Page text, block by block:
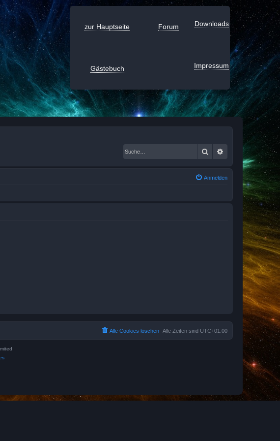
zur Hauptseite Forum Downloads
Gästebuch Impressum
Suche Erweiterte Suche
Anmelden
Alle Zeiten sind UTC+01:00
Alle Cookies löschen